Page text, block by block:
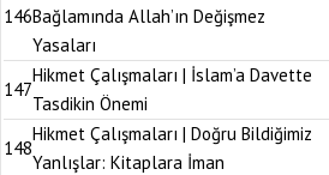
146Bağlamında Allah’ın Değişmez
Yasaları
147
Hikmet Çalışmaları | İslam’a Davette
Tasdikin Önemi
148
Hikmet Çalışmaları | Doğru Bildiğimiz
Yanlışlar: Kitaplara İman